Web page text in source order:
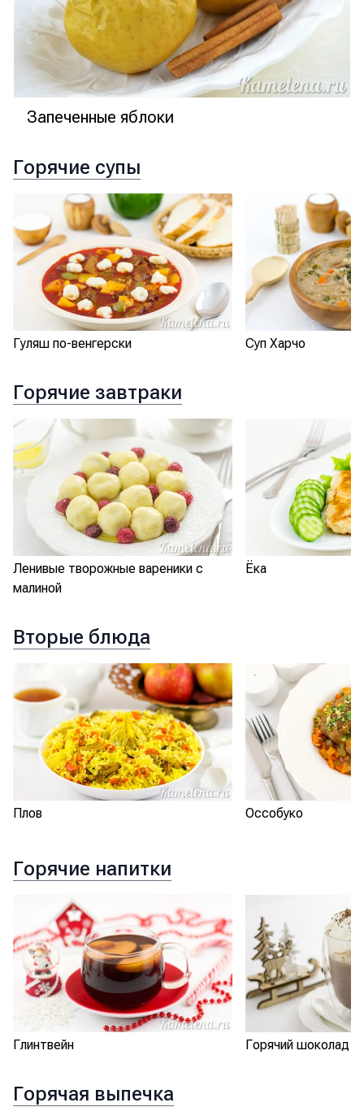
Запеченные яблоки
Горячие супы
Гуляш по-венгерски Суп Харчо
Горячие завтраки
Ленивые творожные вареники с
малиной
Ёка
Вторые блюда
Плов Оссобуко
Горячие напитки
Глинтвейн Горячий шоколад с
Горячая выпечка